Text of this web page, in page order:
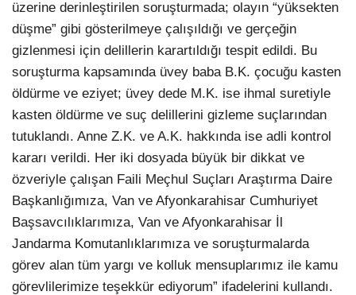
üzerine derinleştirilen soruşturmada; olayın “yüksekten
düşme” gibi gösterilmeye çalışıldığı ve gerçeğin
gizlenmesi için delillerin karartıldığı tespit edildi. Bu
soruşturma kapsamında üvey baba B.K. çocuğu kasten
öldürme ve eziyet; üvey dede M.K. ise ihmal suretiyle
kasten öldürme ve suç delillerini gizleme suçlarından
tutuklandı. Anne Z.K. ve A.K. hakkında ise adli kontrol
kararı verildi. Her iki dosyada büyük bir dikkat ve
özveriyle çalışan Faili Meçhul Suçları Araştırma Daire
Başkanlığımıza, Van ve Afyonkarahisar Cumhuriyet
Başsavcılıklarımıza, Van ve Afyonkarahisar İl
Jandarma Komutanlıklarımıza ve soruşturmalarda
görev alan tüm yargı ve kolluk mensuplarımız ile kamu
görevlilerimize teşekkür ediyorum” ifadelerini kullandı.